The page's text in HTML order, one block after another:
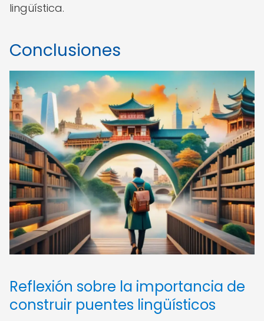
lingüística.
Conclusiones
Reflexión sobre la importancia de
construir puentes lingüísticos